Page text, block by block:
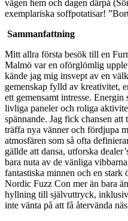
vägen hem och dagen därpå
exemplariska soffpotatisar!
Sammanfattning
Mitt allra första besök till en
Malmö var en oförglömlig
kände jag mig insvept av en
gemenskap fylld av kreativitet,
ett gemensamt intresse.
livliga paneler och roliga
spännande. Jag fick chansen
träffa nya vänner och fördjupa
atmosfären som så ofta
gällde att dansa, utforska
bara nuta av de vänliga
fantastiska minnen och en stark
Nordic Fuzz Con mer än bara
hyllning till självuttryck,
inte vänta på att få återvända